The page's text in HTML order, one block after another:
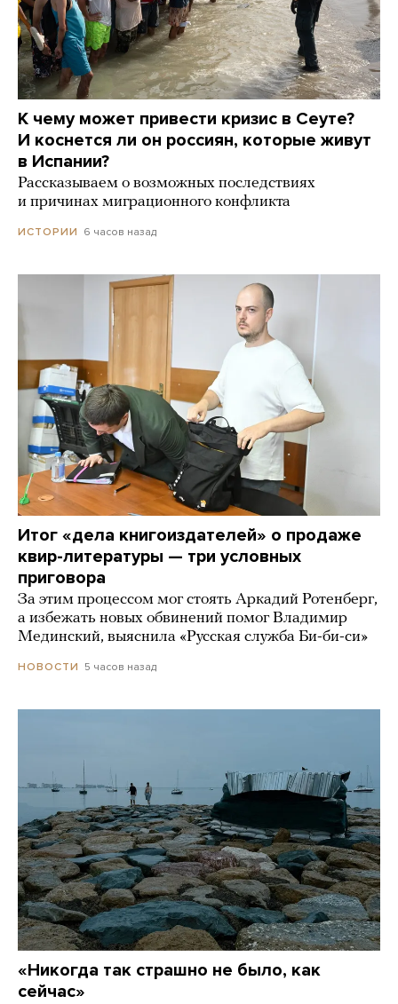
К чему может привести кризис в Сеуте?
И коснется ли он россиян, которые живут
в Испании?
Рассказываем о возможных последствиях
и причинах миграционного конфликта
ИСТОРИИ 6 часов назад
Итог «дела книгоиздателей» о продаже
квир-литературы — три условных
приговора
За этим процессом мог стоять Аркадий Ротенберг,
а избежать новых обвинений помог Владимир
Мединский, выяснила «Русская служба Би-би-си»
НОВОСТИ 5 часов назад
«Никогда так страшно не было, как
сейчас»